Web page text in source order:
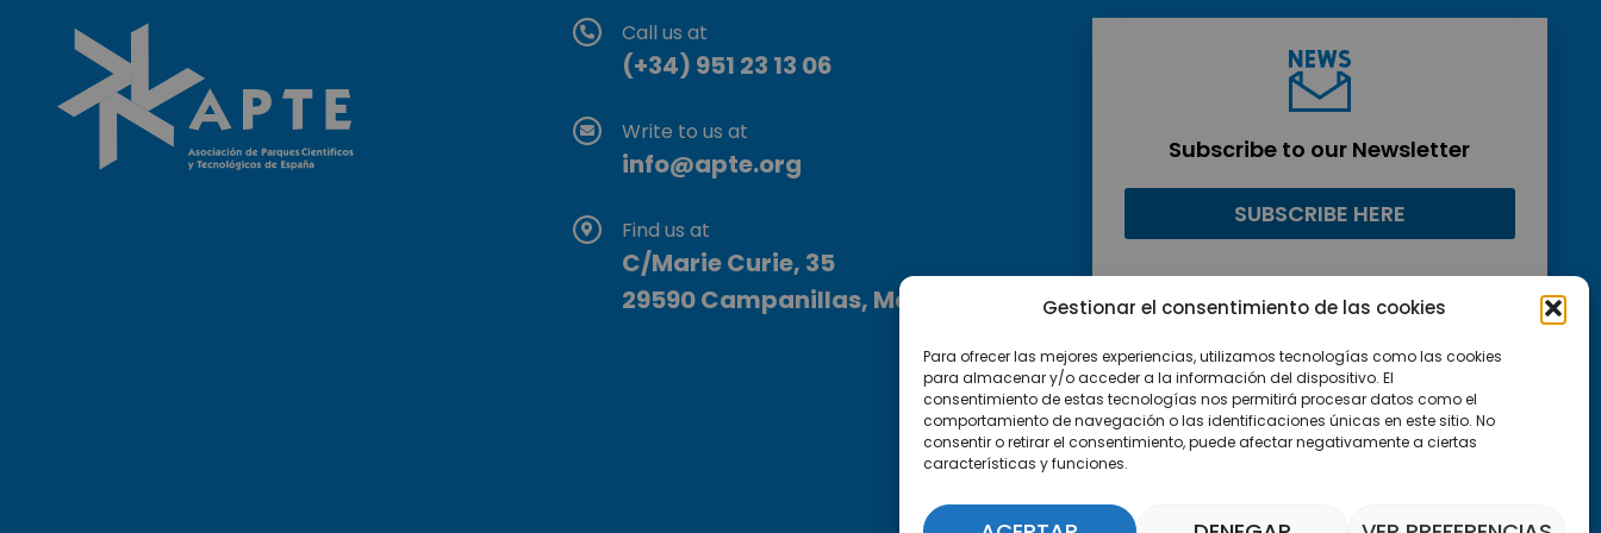
Gestionar el consentimiento de las cookies
Para ofrecer las mejores experiencias, utilizamos tecnologías como las cookies
para almacenar y/o acceder a la información del dispositivo. El
consentimiento de estas tecnologías nos permitirá procesar datos como el
comportamiento de navegación o las identificaciones únicas en este sitio. No
consentir o retirar el consentimiento, puede afectar negativamente a ciertas
características y funciones.
Call us at
(+34) 951 23 13 06
Write to us at
info@apte.org
Find us at
C/Marie Curie, 35
29590 Campanillas, Málaga
Subscribe to our Newsletter
SUBSCRIBE HERE